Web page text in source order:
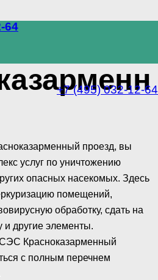
64
+7 (495) 032-12-64
проезд, вы
услуг по уничтожению
опасных насекомых. Здесь
помещений,
обработку, сдать на
и другие элементы.
Красноказарменный
с полным перечнем